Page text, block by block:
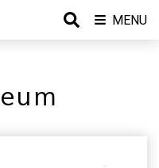
MENU